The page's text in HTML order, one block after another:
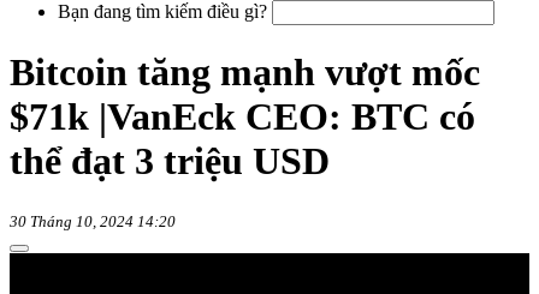
Bạn đang tìm kiếm điều gì?
Bitcoin tăng mạnh vượt mốc
$71k |VanEck CEO: BTC có
thể đạt 3 triệu USD
30 Tháng 10, 2024 14:20